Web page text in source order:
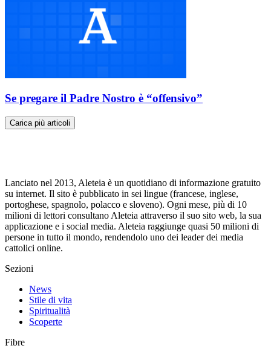
Se pregare il Padre Nostro è “offensivo”
Carica più articoli
Lanciato nel 2013, Aleteia è un quotidiano di informazione gratuito
su internet. Il sito è pubblicato in sei lingue (francese, inglese,
portoghese, spagnolo, polacco e sloveno). Ogni mese, più di 10
milioni di lettori consultano Aleteia attraverso il suo sito web, la sua
applicazione e i social media. Aleteia raggiunge quasi 50 milioni di
persone in tutto il mondo, rendendolo uno dei leader dei media
cattolici online.
Sezioni
News
Stile di vita
Spiritualità
Scoperte
Fibre